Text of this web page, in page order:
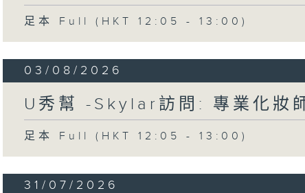
足本 Full (HKT 12:05 - 13:00)
03/08/2026
U秀幫 -Skylar訪問: 專業化妝
足本 Full (HKT 12:05 - 13:00)
31/07/2026